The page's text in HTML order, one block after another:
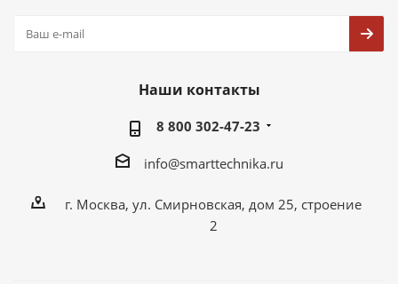
Наши контакты
8 800 302-47-23
info@smarttechnika.ru
г. Москва, ул. Смирновская, дом 25, строение
2